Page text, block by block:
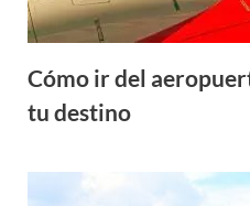
Cómo ir del
tu destino